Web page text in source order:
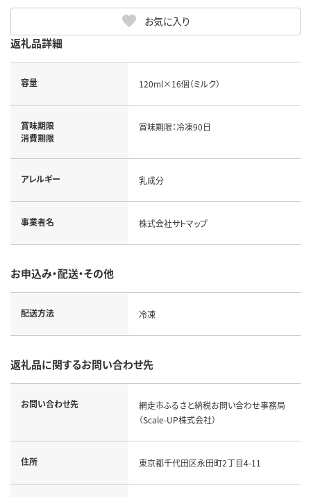
お気に入り
返礼品詳細
容量 120ml×16個（ミルク）
賞味期限
消費期限
賞味期限：冷凍90日
アレルギー 乳成分
事業者名 株式会社サトマップ
お申込み・配送・その他
配送方法 冷凍
返礼品に関するお問い合わせ先
お問い合わせ先
網走市ふるさと納税お問い合わせ事務局
（Scale-UP株式会社）
住所 東京都千代田区永田町2丁目4-11